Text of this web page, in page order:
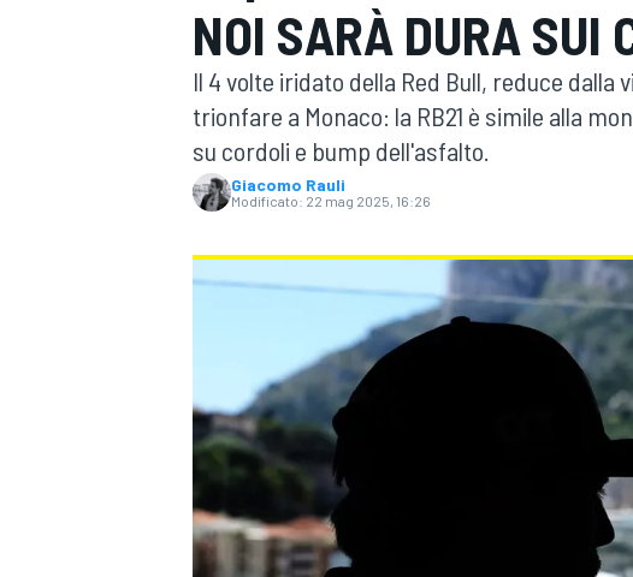
MOTOGP WEC
NOI SARÀ DURA SUI
Il 4 volte iridato della Red Bull, reduce
trionfare a Monaco: la RB21 è simile alla
su cordoli e bump dell'asfalto.
Giacomo Rauli
Modificato: 22 mag 2025, 16:26